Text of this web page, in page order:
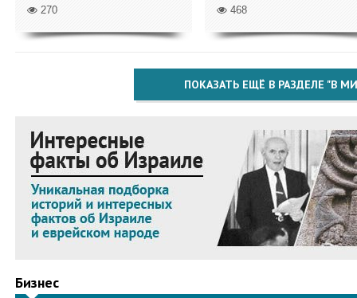
270 468
ПОКАЗАТЬ ЕЩЁ В РАЗДЕЛЕ "В
Бизнес